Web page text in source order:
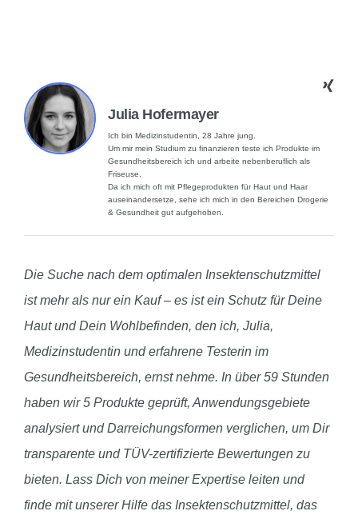
Julia Hofermayer
Ich bin Medizinstudentin, 28 Jahre jung.
Um mir mein Studium zu finanzieren teste ich Produkte im
Gesundheitsbereich ich und arbeite nebenberuflich als
Friseuse.
Da ich mich oft mit Pflegeprodukten für Haut und Haar
auseinandersetze, sehe ich mich in den Bereichen Drogerie
& Gesundheit gut aufgehoben.
Die Suche nach dem optimalen Insektenschutzmittel
ist mehr als nur ein Kauf – es ist ein Schutz für Deine
Haut und Dein Wohlbefinden, den ich, Julia,
Medizinstudentin und erfahrene Testerin im
Gesundheitsbereich, ernst nehme. In über 59 Stunden
haben wir 5 Produkte geprüft, Anwendungsgebiete
analysiert und Darreichungsformen verglichen, um Dir
transparente und TÜV-zertifizierte Bewertungen zu
bieten. Lass Dich von meiner Expertise leiten und
finde mit unserer Hilfe das Insektenschutzmittel, das